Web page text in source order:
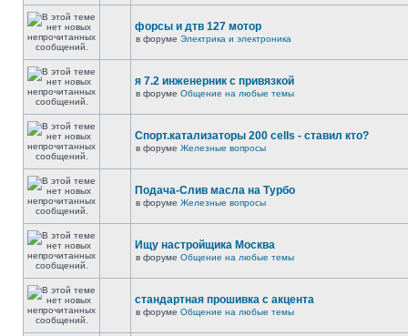
форсы и дтв 127 мотор
в форуме Электрика и электроника
я 7.2 инженерник с привязкой
в форуме Общение на любые темы
Спорт.катализаторы 200 cells - ставил кто?
в форуме Железные вопросы
Подача-Слив масла на Турбо
в форуме Железные вопросы
Ищу настройщика Москва
в форуме Общение на любые темы
стандартная прошивка с акцента
в форуме Общение на любые темы